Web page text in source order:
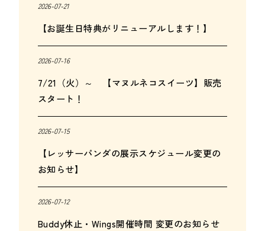
2026-07-21
【お誕生日特典がリニューアルします！】
2026-07-16
7/21（火）～ 【マヌルネコスイーツ】販売
スタート！
2026-07-15
【レッサーパンダの展示スケジュール変更の
お知らせ】
2026-07-12
Buddy休止・Wings開催時間 変更のお知らせ